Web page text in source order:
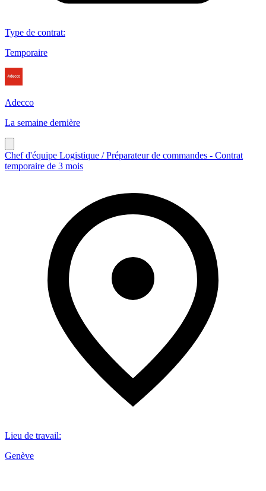
Type de contrat:
Temporaire
Adecco
La semaine dernière
Chef d'équipe Logistique / Préparateur de commandes - Contrat
temporaire de 3 mois
Lieu de travail:
Genève